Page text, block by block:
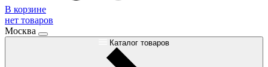
В корзине
нет товаров
Москва
Каталог товаров